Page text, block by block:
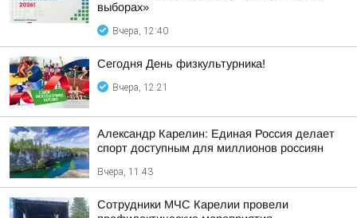
выборах»
Вчера, 12:40
Сегодня День физкультурника!
Вчера, 12:21
Александр Карелин: Единая Россия делает
спорт доступным для миллионов россиян
Вчера, 11:43
Сотрудники МЧС Карелии провели